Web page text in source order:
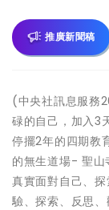
推廣新聞稿
(中央社訊息服務
碌的自己，加入3
停擺2年的四期教
的無生道場- 聖山
真實面對自己、
驗、探索、反思